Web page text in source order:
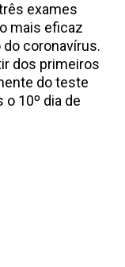
exames
mais eficaz
coronavírus.
dos primeiros
do teste
10º dia de